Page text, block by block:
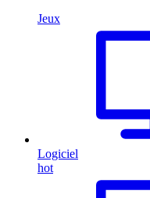
Jeux
Logiciel
hot